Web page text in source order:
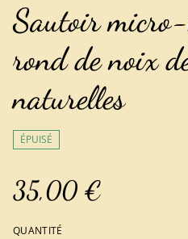
Sautoir
rond de noix
naturelles
ÉPUISÉ
35,00 €
QUANTITÉ